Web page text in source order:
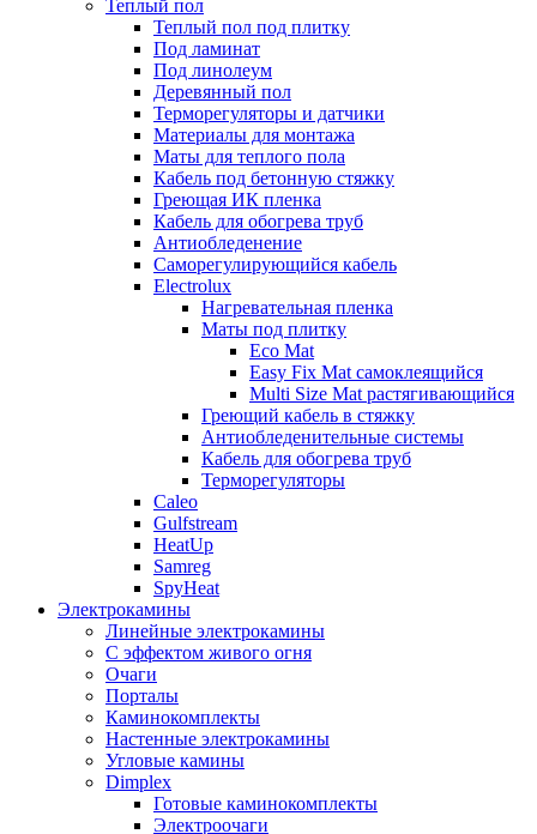
Теплый пол
Теплый пол под плитку
Под ламинат
Под линолеум
Деревянный пол
Терморегуляторы и датчики
Материалы для монтажа
Маты для теплого пола
Кабель под бетонную стяжку
Греющая ИК пленка
Кабель для обогрева труб
Антиобледенение
Саморегулирующийся кабель
Electrolux
Нагревательная пленка
Маты под плитку
Eco Mat
Easy Fix Mat самоклеящийся
Multi Size Mat растягивающийся
Греющий кабель в стяжку
Антиобледенительные системы
Кабель для обогрева труб
Терморегуляторы
Caleo
Gulfstream
HeatUp
Samreg
SpyHeat
Электрокамины
Линейные электрокамины
С эффектом живого огня
Очаги
Порталы
Каминокомплекты
Настенные электрокамины
Угловые камины
Dimplex
Готовые каминокомплекты
Электроочаги